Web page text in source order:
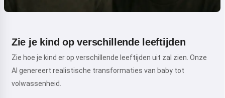
Zie je kind op verschillende leeftijden
Zie hoe je kind er op verschillende leeftijden uit zal zien. Onze
AI genereert realistische transformaties van baby tot
volwassenheid.